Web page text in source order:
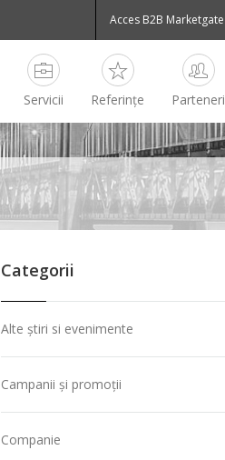
Acces B2B Marketgate
Servicii Referințe Parteneri
Categorii
Alte știri si evenimente
Campanii și promoții
Companie